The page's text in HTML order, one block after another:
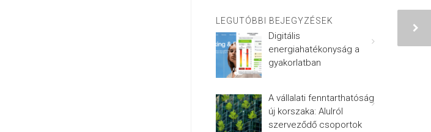
LEGUTÓBBI BEJEGYZÉSEK
Digitális
energiahatékonyság a
gyakorlatban
A vállalati fenntarthatóság
új korszaka: Alulról
szerveződő csoportok